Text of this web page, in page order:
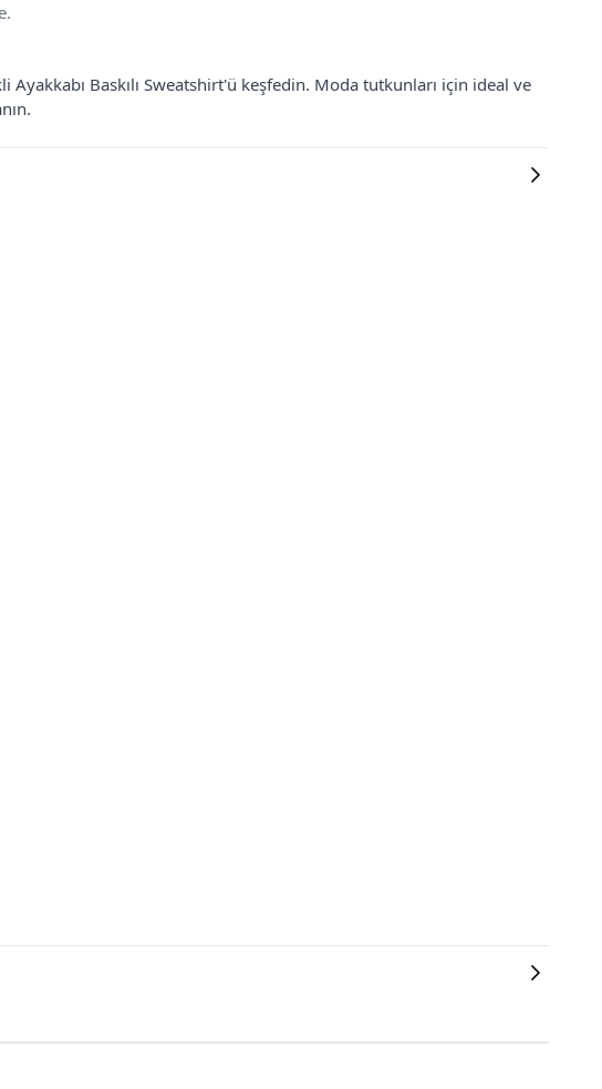
Ayakkabı Baskılı Sweatshirt'ü keşfedin. Moda tutkunları için ideal ve